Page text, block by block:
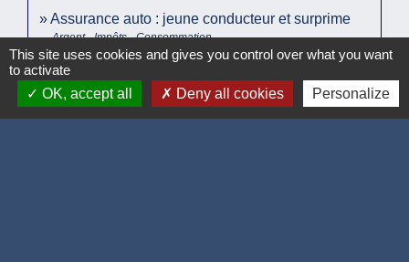
Assurance auto : jeune conducteur et surprime
Argent - Impôts - Consommation
Équipements obligatoires en voiture : gilet de
sécurité, triangle...
Transports - Mobilité
This site uses cookies and gives you control over what you want
to activate
OK, accept all
Deny all cookies Personalize